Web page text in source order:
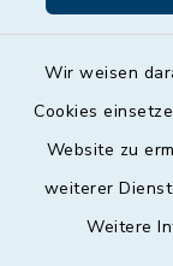
Wir weisen
Cookies
Website zu
weiterer
Weitere